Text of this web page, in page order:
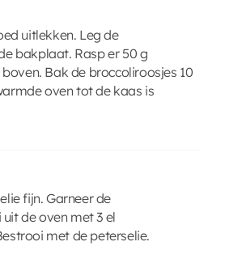
uitlekken. Leg de
bakplaat. Rasp er 50 g
Bak de broccoliroosjes 10
oven tot de kaas is
fijn. Garneer de
de oven met 3 el
met de peterselie.